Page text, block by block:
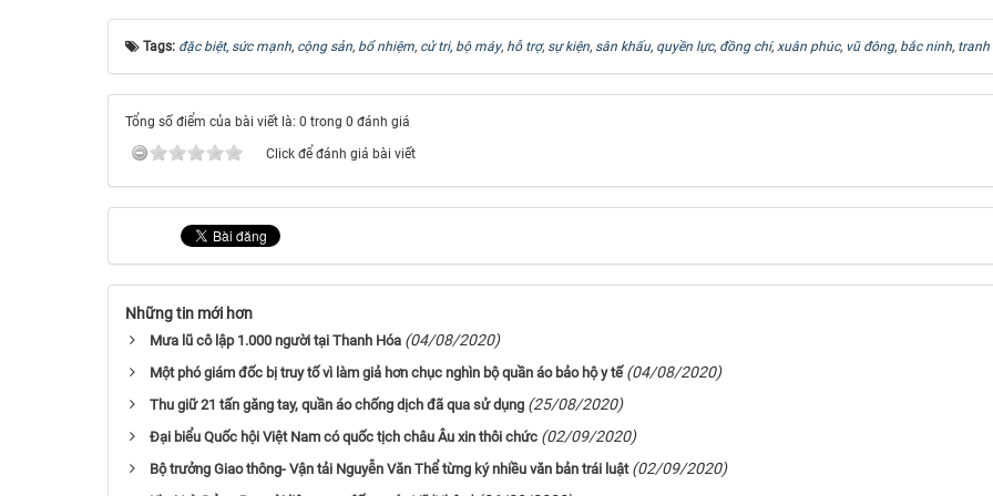
Tags: đặc biệt, sức mạnh, cộng sản, bổ nhiệm, cử tri, bộ máy, hỗ trợ, sự kiện, sân khấu, quyền lực, đồng chí,xuân phúc, vũ đông, bắc ninh, tranh
Tổng số điểm của bài viết là: 0 trong 0 đánh giá
Click để đánh giá bài viết
Những tin mới hơn
Mưa lũ cô lập 1.000 người tại Thanh Hóa (04/08/2020)
Một phó giám đốc bị truy tố vì làm giả hơn chục nghìn bộ quần áo bảo hộ y tế (04/08/2020)
Thu giữ 21 tấn găng tay, quần áo chống dịch đã qua sử dụng (25/08/2020)
Đại biểu Quốc hội Việt Nam có quốc tịch châu Âu xin thôi chức (02/09/2020)
Bộ trưởng Giao thông- Vận tải Nguyễn Văn Thể từng ký nhiều văn bản trái luật (02/09/2020)